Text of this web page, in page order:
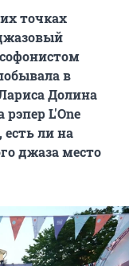
точках
в
Долина
L'One
ли на
джаза место